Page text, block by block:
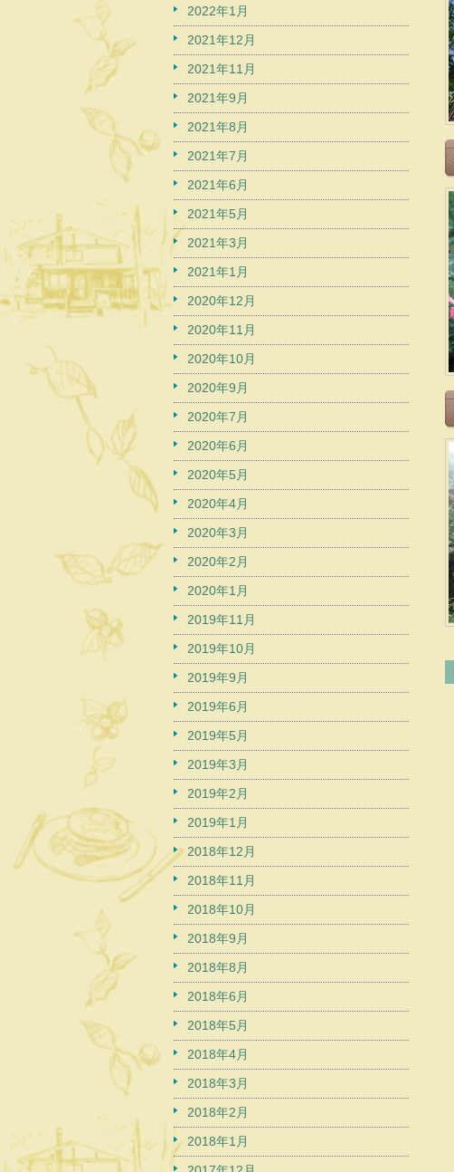
2022年1月
2021年12月
2021年11月
2021年9月
2021年8月
2021年7月
2021年6月
2021年5月
2021年3月
2021年1月
2020年12月
2020年11月
2020年10月
2020年9月
2020年7月
2020年6月
2020年5月
2020年4月
2020年3月
2020年2月
2020年1月
2019年11月
2019年10月
2019年9月
2019年6月
2019年5月
2019年3月
2019年2月
2019年1月
2018年12月
2018年11月
2018年10月
2018年9月
2018年8月
2018年6月
2018年5月
2018年4月
2018年3月
2018年2月
2018年1月